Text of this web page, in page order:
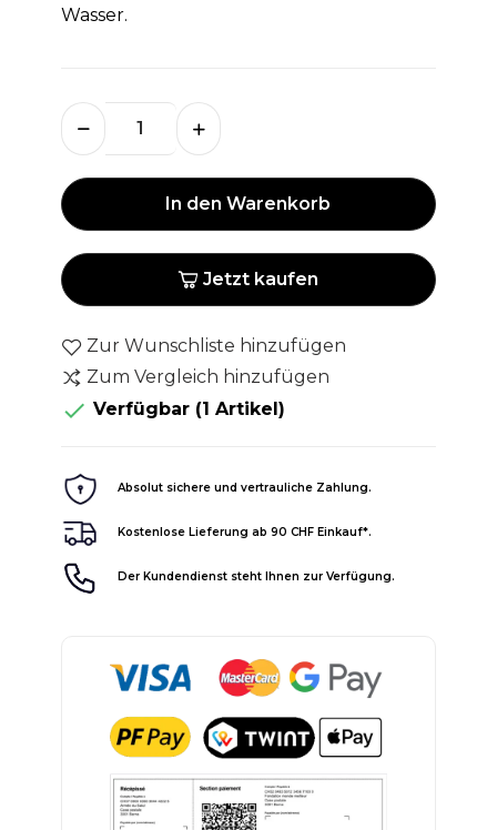
Wasser.
In den Warenkorb
Jetzt kaufen
Zur Wunschliste hinzufügen
Zum Vergleich hinzufügen
 Verfügbar (1 Artikel)
Absolut sichere und vertrauliche Zahlung.
Kostenlose Lieferung ab 90 CHF Einkauf*.
Der Kundendienst steht Ihnen zur Verfügung.